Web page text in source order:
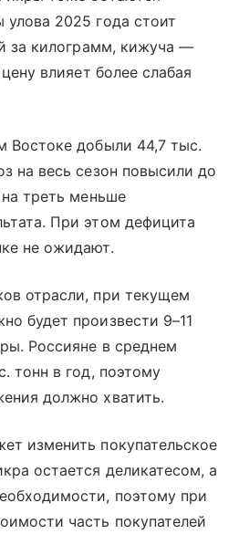
2025 года стоит
за килограмм, кижуча —
влияет более слабая
Востоке добыли 44,7 тыс.
на весь сезон повысили до
треть меньше
При этом дефицита
не ожидают.
отрасли, при текущем
будет произвести 9–11
Россияне в среднем
тонн в год, поэтому
должно хватить.
изменить покупательское
остается деликатесом, а
поэтому при
часть покупателей